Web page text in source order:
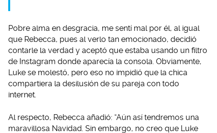
Pobre alma en desgracia, me sentí mal por él, al igual
que Rebecca, pues al verlo tan emocionado, decidió
contarle la verdad y aceptó que estaba usando un filtro
de Instagram donde aparecía la consola. Obviamente,
Luke se molestó, pero eso no impidió que la chica
compartiera la desilusión de su pareja con todo
internet.
Al respecto, Rebecca añadió: “Aún así tendremos una
maravillosa Navidad. Sin embargo, no creo que Luke